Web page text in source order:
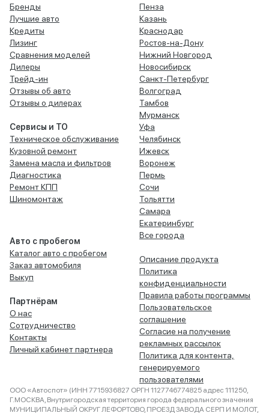
Бренды
Лучшие авто
Кредиты
Лизинг
Сравнения моделей
Дилеры
Трейд-ин
Отзывы об авто
Отзывы о дилерах
Сервисы и ТО
Техническое обслуживание
Кузовной ремонт
Замена масла и фильтров
Диагностика
Ремонт КПП
Шиномонтаж
Авто с пробегом
Каталог авто с пробегом
Заказ автомобиля
Выкуп
Партнёрам
О нас
Сотрудничество
Контакты
Личный кабинет партнера
Пенза
Казань
Краснодар
Ростов-на-Дону
Нижний Новгород
Новосибирск
Санкт-Петербург
Волгоград
Тамбов
Мурманск
Уфа
Челябинск
Ижевск
Воронеж
Пермь
Сочи
Тольятти
Самара
Екатеринбург
Все города
Описание продукта
Политика
конфиденциальности
Правила работы программы
Пользовательское
соглашение
Согласие на получение
рекламных рассылок
Политика для контента,
генерируемого
пользователями
ООО «Автоспот» (ИНН 7715936827 ОРГН 1127746774825 адрес 111250,
Г.МОСКВА, Внутригородская территория города федерального значения
МУНИЦИПАЛЬНЫЙ ОКРУГ ЛЕФОРТОВО, ПРОЕЗД ЗАВОДА СЕРП И МОЛОТ,